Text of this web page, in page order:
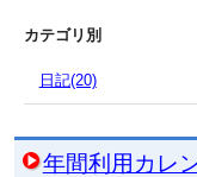
カテゴリ別
日記(20)
年間利用カレ